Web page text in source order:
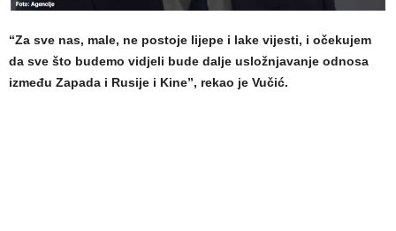
“Za sve nas, male, ne postoje lijepe i lake vijesti, i očekujem
da sve što budemo vidjeli bude dalje usložnjavanje odnosa
između Zapada i Rusije i Kine”, rekao je Vučić.